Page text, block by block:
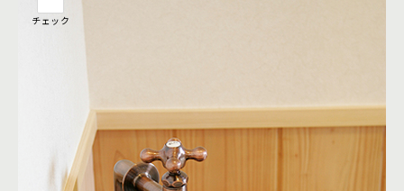
チェック